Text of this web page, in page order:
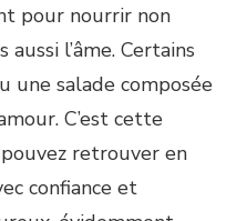
pour nourrir non
l’âme. Certains
une salade composée
C’est cette
retrouver en
confiance et